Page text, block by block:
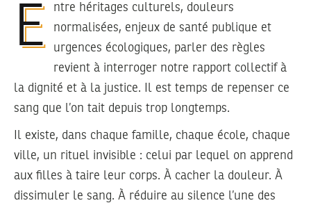
Entre héritages culturels, douleurs
normalisées, enjeux de santé publique et
urgences écologiques, parler des règles
revient à interroger notre rapport collectif à
la dignité et à la justice. Il est temps de repenser ce
sang que l’on tait depuis trop longtemps.
Il existe, dans chaque famille, chaque école, chaque
ville, un rituel invisible : celui par lequel on apprend
aux filles à taire leur corps. À cacher la douleur. À
dissimuler le sang. À réduire au silence l’une des